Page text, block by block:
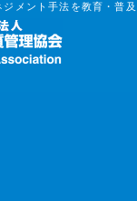
メント手法を教育・普